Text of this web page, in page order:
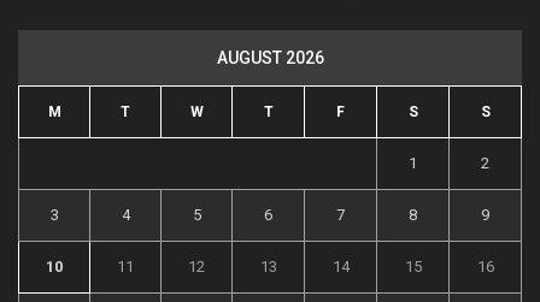
AUGUST 2026
M T W T F S S
1 2
3 4 5 6 7 8 9
10 11 12 13 14 15 16